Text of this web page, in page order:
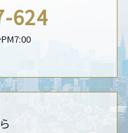
624